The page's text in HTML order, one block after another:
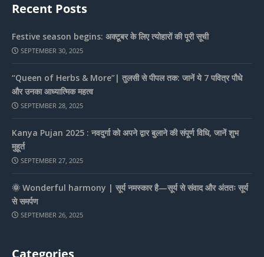
Recent Posts
Festive season begins: अक्टूबर के लिए त्योहारों की पूरी सूची
SEPTEMBER 30, 2025
“Queen of Herbs & More”| तुलसी से पीपल तक: जानें ये 7 पवित्र पौधे
और उनका आध्यात्मिक महत्व
SEPTEMBER 28, 2025
Kanya Pujan 2025 : नवदुर्गा को अपने द्वार बुलाने की संपूर्ण विधि, जानें शुभ
मुहूर्त
SEPTEMBER 27, 2025
🌞 Wonderful harmony | सूर्य नमस्कार है—सूर्य से संवाद और अंततः सूर्य
से समर्पण
SEPTEMBER 26, 2025